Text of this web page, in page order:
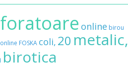
online birou
online FOSKA coli, 20 metalic,
birotica